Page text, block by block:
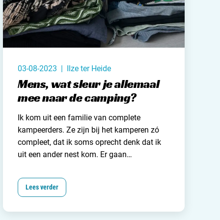
03-08-2023 | Ilze ter Heide
Mens, wat sleur je allemaal
mee naar de camping?
Ik kom uit een familie van complete
kampeerders. Ze zijn bij het kamperen zó
compleet, dat ik soms oprecht denk dat ik
uit een ander nest kom. Er gaan
broodjes af te bakken, extra dekbedden
want je weet nooit wie komt logeren,
Lees verder